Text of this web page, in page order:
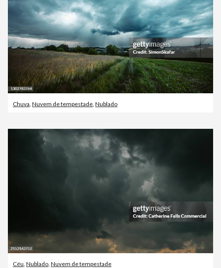
Chuva Nuvem de tempestade Nublado
Céu Nublado Nuvem de tempestade